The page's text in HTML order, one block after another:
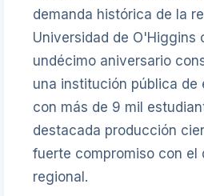
demanda histórica de la
Universidad de O'Higgins
undécimo aniversario
una institución pública de
con más de 9 mil
destacada producción
fuerte compromiso con el
regional.